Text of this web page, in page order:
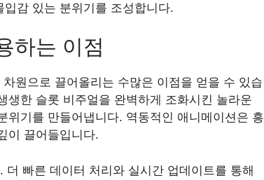
감 있는 분위기를 조성합니다.
하는 이점
원으로 끌어올리는 수많은 이점을 얻을 수 있습
생한 슬롯 비주얼을 완벽하게 조화시킨 놀라운
기를 만들어냅니다. 역동적인 애니메이션은 흥
이 끌어들입니다.
빠른 데이터 처리와 실시간 업데이트를 통해